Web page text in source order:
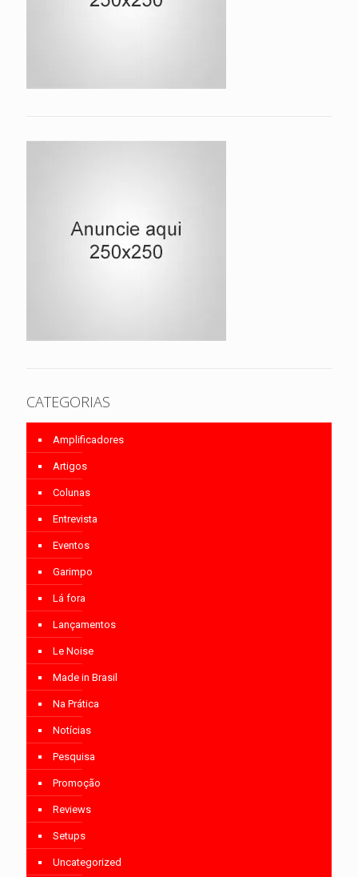
CATEGORIAS
Amplificadores
Artigos
Colunas
Entrevista
Eventos
Garimpo
Lá fora
Lançamentos
Le Noise
Made in Brasil
Na Prática
Notícias
Pesquisa
Promoção
Reviews
Setups
Uncategorized